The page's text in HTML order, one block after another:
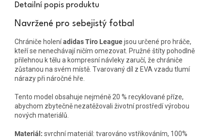
Detailní popis produktu
Navržené pro sebejistý fotbal
Chrániče holeníadidas Tiro Leaguejsou určené pro hráče,
kteří se nenechávají ničím omezovat. Pružné štíty pohodlně
přilehnou k tělu a kompresní návleky zaručí, že chrániče
zůstanou na svém místě. Tvarovaný díl z EVA vzadu tlumí
nárazy při náročné hře.
Tento model obsahuje nejméně 20 % recyklované příze,
abychom zbytečně nezatěžovali životní prostředí výrobou
nových materiálů.
Materiál: svrchní materiál: tvarováno vstřikováním, 100%